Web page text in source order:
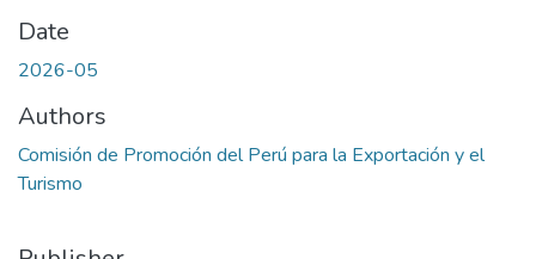
Date
2026-05
Authors
Comisión de Promoción del Perú para la Exportación y el
Turismo